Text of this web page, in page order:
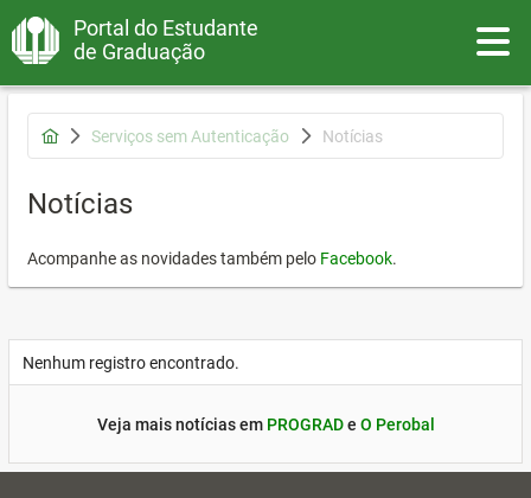
Portal do Estudante
de Graduação
Serviços sem Autenticação Notícias
Notícias
Acompanhe as novidades também pelo Facebook.
Nenhum registro encontrado.
Veja mais notícias em PROGRADe O Perobal